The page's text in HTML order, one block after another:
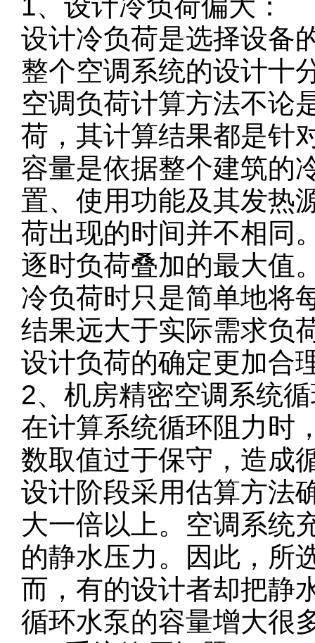
设计冷负荷是选择设备
整个空调系统的设计十
空调负荷计算方法不论
荷，其计算结果都是针
容量是依据整个建筑的
置、使用功能及其发热
荷出现的时间并不相同
逐时负荷叠加的最大值
冷负荷时只是简单地将
结果远大于实际需求负
设计负荷的确定更加合
2、机房精密空调系统
在计算系统循环阻力时
数取值过于保守，造成
设计阶段采用估算方法
大一倍以上。空调系统
的静水压力。因此，所
而，有的设计者却把静
循环水泵的容量增大很